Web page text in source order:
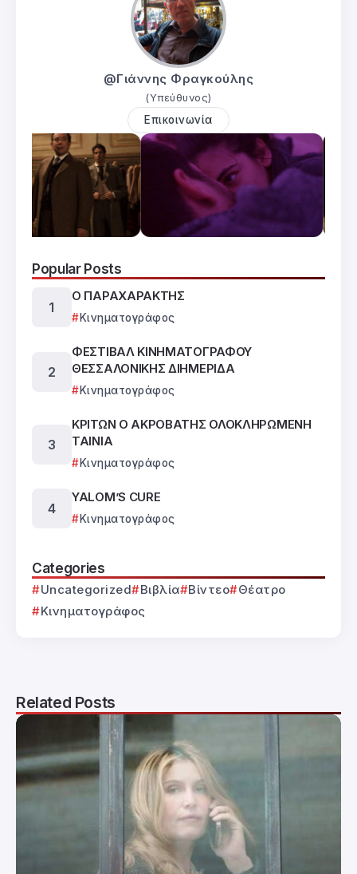
@Γιάννης Φραγκούλης
(Υπεύθυνος)
Επικοινωνία
Popular Posts
Ο ΠΑΡΑΧΑΡΑΚΤΗΣ
Κινηματογράφος
ΦΕΣΤΙΒΑΛ ΚΙΝΗΜΑΤΟΓΡΑΦΟΥ
ΘΕΣΣΑΛΟΝΙΚΗΣ ΔΙΗΜΕΡΙΔΑ
Κινηματογράφος
ΚΡΙΤΩΝ Ο ΑΚΡΟΒΑΤΗΣ ΟΛΟΚΛΗΡΩΜΕΝΗ
ΤΑΙΝΙΑ
Κινηματογράφος
YALOM’S CURE
Κινηματογράφος
Categories
Uncategorized Βιβλία Βίντεο
Θέατρο
Κινηματογράφος
Related Posts